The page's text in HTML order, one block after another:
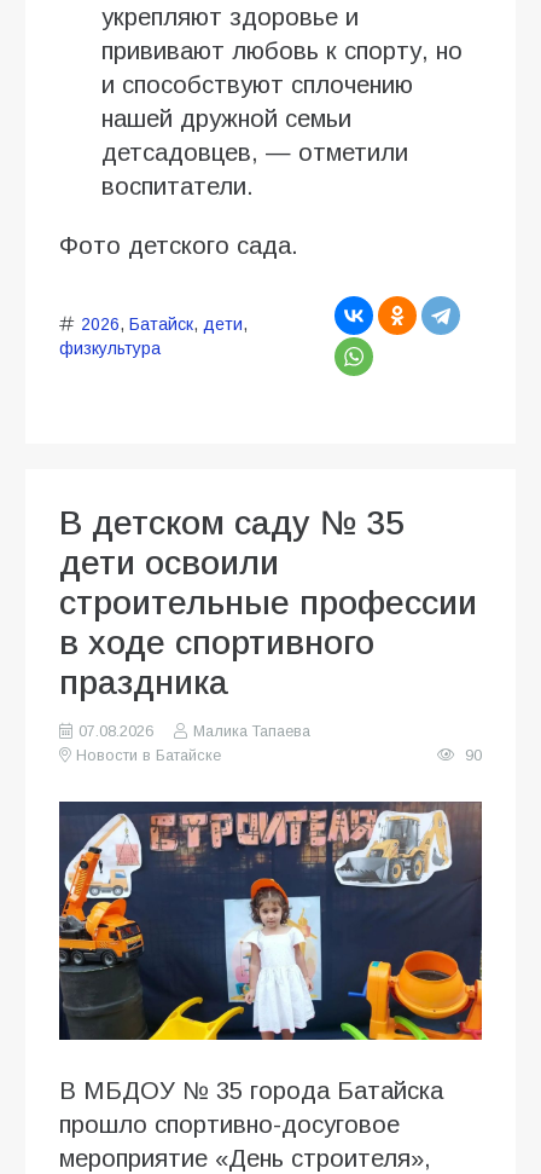
укрепляют здоровье и
прививают любовь к спорту, но
и способствуют сплочению
нашей дружной семьи
детсадовцев, — отметили
воспитатели.
Фото детского сада.
2026, Батайск, дети,
физкультура
В детском саду № 35
дети освоили
строительные профессии
в ходе спортивного
праздника
07.08.2026
Малика Тапаева
Новости в Батайске
90
В МБДОУ № 35 города Батайска
прошло спортивно-досуговое
мероприятие «День строителя»,